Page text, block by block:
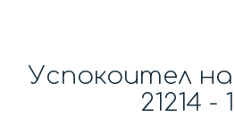
Успокоител
21214 -